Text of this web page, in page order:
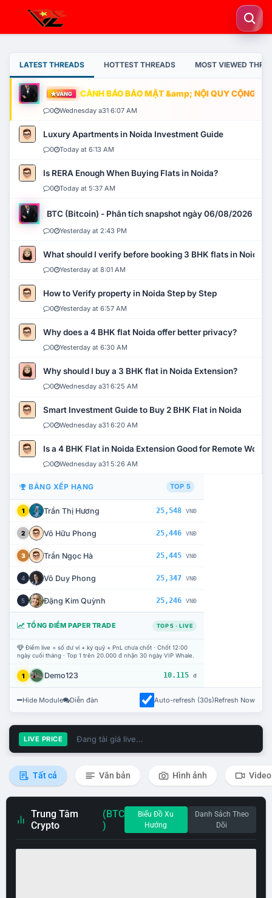
LATEST THREADS HOTTEST THREADS MOST VIEWED
VÀNG CẢNH BÁO BẢO MẬT &amp; NỘI QUY CỘNG
0 Wednesday a31 6:07 AM
Luxury Apartments in Noida Investment Guide
0 Today at 6:13 AM
Is RERA Enough When Buying Flats in Noida?
0 Today at 5:37 AM
BTC (Bitcoin) - Phân tích snapshot ngày 06/08/2026
0 Yesterday at 2:43 PM
What should I verify before booking 3 BHK flats in Noida?
0 Yesterday at 8:01 AM
How to Verify property in Noida Step by Step
0 Yesterday at 6:57 AM
Why does a 4 BHK flat Noida offer better privacy?
0 Yesterday at 6:30 AM
Why should I buy a 3 BHK flat in Noida Extension?
0 Wednesday a31 6:25 AM
Smart Investment Guide to Buy 2 BHK Flat in Noida
0 Wednesday a31 6:20 AM
Is a 4 BHK Flat in Noida Extension Good for Remote Work?
0 Wednesday a31 5:26 AM
BẢNG XẾP HẠNG TOP 5
1 Trần Thị Hương 25,548 VNĐ
2 Võ Hữu Phong 25,446 VNĐ
3 Trần Ngọc Hà 25,445 VNĐ
4 Võ Duy Phong 25,347 VNĐ
5 Đặng Kim Quỳnh 25,246 VNĐ
TỔNG ĐIỂM PAPER TRADE TOP 5 · LIVE
Điểm live = số dư ví + ký quỹ + PnL chưa chốt · Chốt 12:00
ngày cuối tháng · Top 1 trên 20.000 đ nhận 30 ngày VIP Whale.
1 Demo123 10.115 đ
Hide Module Diễn đàn Auto-refresh (30s)Refresh Now
LIVE PRICE Đang tải giá live...
Tất cả Văn bản Hình ảnh Video
Trung Tâm
Crypto
(BTC
)
Biểu Đồ Xu
Hướng
Danh Sách Theo
Dõi